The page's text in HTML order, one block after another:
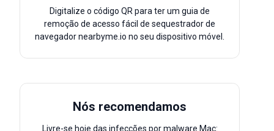
Digitalize o código QR para ter um guia de
remoção de acesso fácil de sequestrador de
navegador nearbyme.io no seu dispositivo móvel.
Nós recomendamos
Livre-se hoje das infecções por malware Mac: